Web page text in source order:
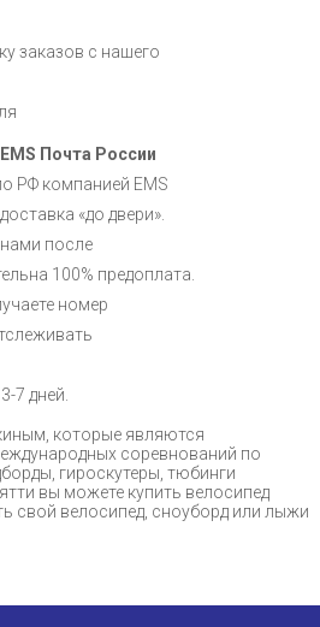
заказов с нашего
Почта России
РФ компанией EMS
«до двери».
после
100% предоплата.
номер
7 дней.
которые являются
соревнований по
гироскутеры, тюбинги
вы можете купить велосипед
свой велосипед, сноуборд или лыжи